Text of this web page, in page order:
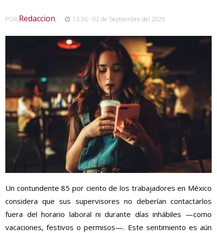
POR Redaccion, 13:36 - 02 de Septiembre del 2025
Un contundente 85 por ciento de los trabajadores en México
considera que sus supervisores no deberían contactarlos
fuera del horario laboral ni durante días inhábiles —como
vacaciones, festivos o permisos—. Este sentimiento es aún